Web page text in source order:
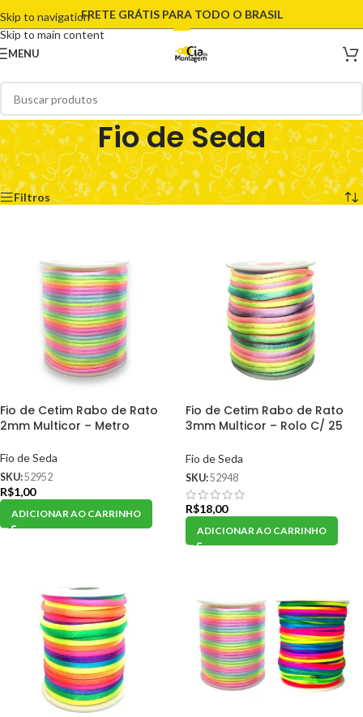
Skip to navigation
Skip to main content
FRETE GRÁTIS PARA TODO O BRASIL
MENU
Fio de Seda
Início Fios e Cordões Fio de Seda Mostrando todos os 10 resultados
Filtros
Fio de Cetim Rabo de Rato
2mm Multicor – Metro
Fio de Seda
SKU:52952
R$1,00
ADICIONAR AO CARRINHO
Fio de Cetim Rabo de Rato
3mm Multicor – Rolo C/ 25
Fio de Seda
SKU:52948
R$18,00
ADICIONAR AO CARRINHO